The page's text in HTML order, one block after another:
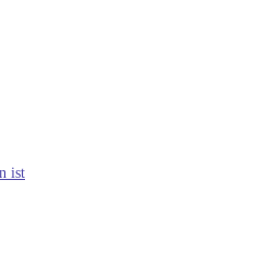
ist